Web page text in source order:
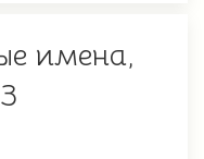
имена,